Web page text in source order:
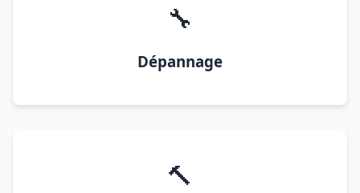
🔧
Dépannage
🔨